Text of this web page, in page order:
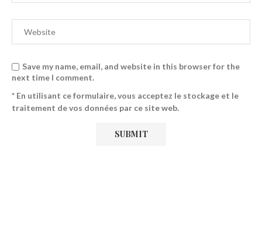
Save my name, email, and website in this browser for the
next time I comment.
* En utilisant ce formulaire, vous acceptez le stockage et le
traitement de vos données par ce site web.